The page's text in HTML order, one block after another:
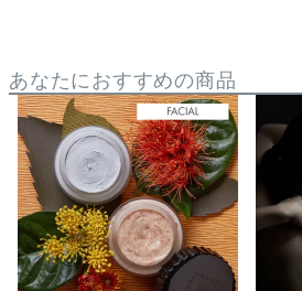
あなたにおすすめの商品